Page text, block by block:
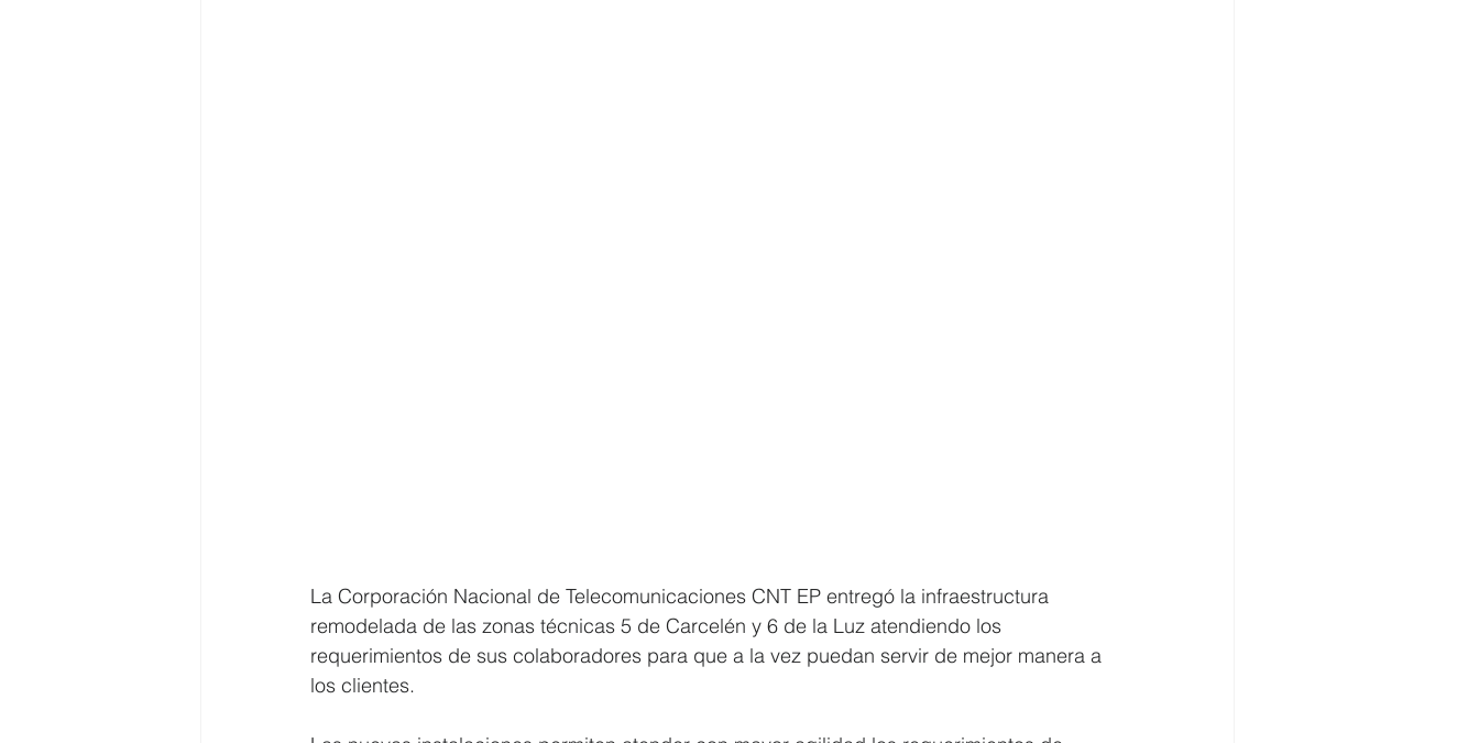
La Corporación Nacional de Telecomunicaciones CNT EP entregó la infraestructura
remodelada de las zonas técnicas 5 de Carcelén y 6 de la Luz atendiendo los
requerimientos de sus colaboradores para que a la vez puedan servir de mejor manera a
los clientes.